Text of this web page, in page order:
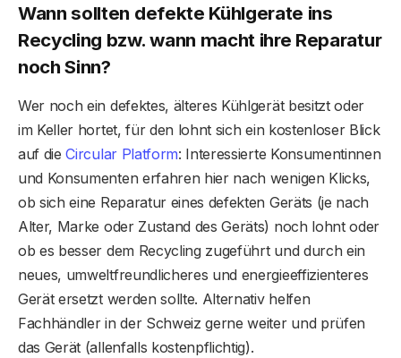
Wann sollten defekte Kühlgerate ins
Recycling bzw. wann macht ihre Reparatur
noch Sinn?
Wer noch ein defektes, älteres Kühlgerät besitzt oder
im Keller hortet, für den lohnt sich ein kostenloser Blick
auf dieCircular Platform: Interessierte Konsumentinnen
und Konsumenten erfahren hier nach wenigen Klicks,
ob sich eine Reparatur eines defekten Geräts (je nach
Alter, Marke oder Zustand des Geräts) noch lohnt oder
ob es besser dem Recycling zugeführt und durch ein
neues, umweltfreundlicheres und energieeffizienteres
Gerät ersetzt werden sollte. Alternativ helfen
Fachhändler in der Schweiz gerne weiter und prüfen
das Gerät (allenfalls kostenpflichtig).